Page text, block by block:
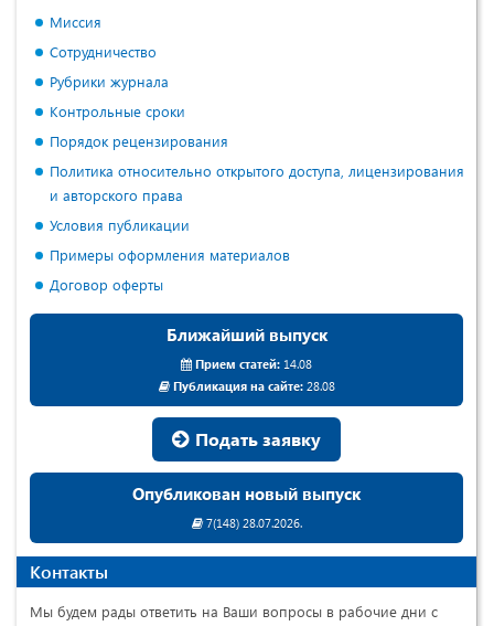
Миссия
Сотрудничество
Рубрики журнала
Контрольные сроки
Порядок рецензирования
Политика относительно открытого доступа, лицензирования
и авторского права
Условия публикации
Примеры оформления материалов
Договор оферты
Ближайший выпуск
Прием статей: 14.08
Публикация на сайте:28.08
Подать заявку
Опубликован новый выпуск
7(148) 28.07.2026.
Контакты
Мы будем рады ответить на Ваши вопросы в рабочие дни с